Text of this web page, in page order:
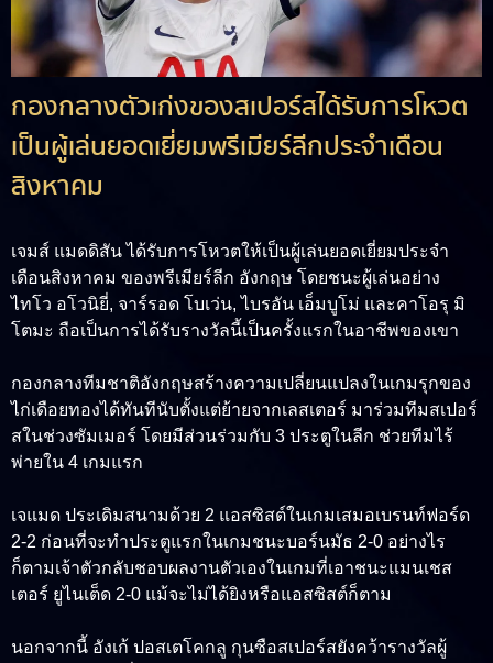
กองกลางตัวเก่งของสเปอร์สได้รับการโหวต
เป็นผู้เล่นยอดเยี่ยมพรีเมียร์ลีกประจำเดืิิอน
สิงหาคม
เจมส์ แมดดิสัน ได้รับการโหวตให้เป็นผู้เล่นยอดเยี่ยมประจำ
เดือนสิงหาคม ของพรีเมียร์ลีก อังกฤษ โดยชนะผู้เล่นอย่าง
ไทโว อโวนิยี่, จาร์รอด โบเว่น, ไบรอัน เอ็มบูโม่ และคาโอรุ มิ
โตมะ ถือเป็นการได้รับรางวัลนี้เป็นครั้งแรกในอาชีพของเขา
กองกลางทีมชาติอังกฤษสร้างความเปลี่ยนแปลงในเกมรุกของ
ไก่เดือยทองได้ทันทีนับตั้งแต่ย้ายจากเลสเตอร์ มาร่วมทีมสเปอร์
สในช่วงซัมเมอร์ โดยมีส่วนร่วมกับ 3 ประตูในลีก ช่วยทีมไร้
พ่ายใน 4 เกมแรก
เจแมด ประเดิมสนามด้วย 2 แอสซิสต์ในเกมเสมอเบรนท์ฟอร์ด
2-2 ก่อนที่จะทำประตูแรกในเกมชนะบอร์นมัธ 2-0 อย่างไร
ก็ตามเจ้าตัวกลับชอบผลงานตัวเองในเกมที่เอาชนะแมนเชส
เตอร์ ยูไนเต็ด 2-0 แม้จะไม่ได้ยิงหรือแอสซิสต์ก็ตาม
นอกจากนี้ อังเก้ ปอสเตโคกลู กุนซือสเปอร์สยังคว้ารางวัลผู้